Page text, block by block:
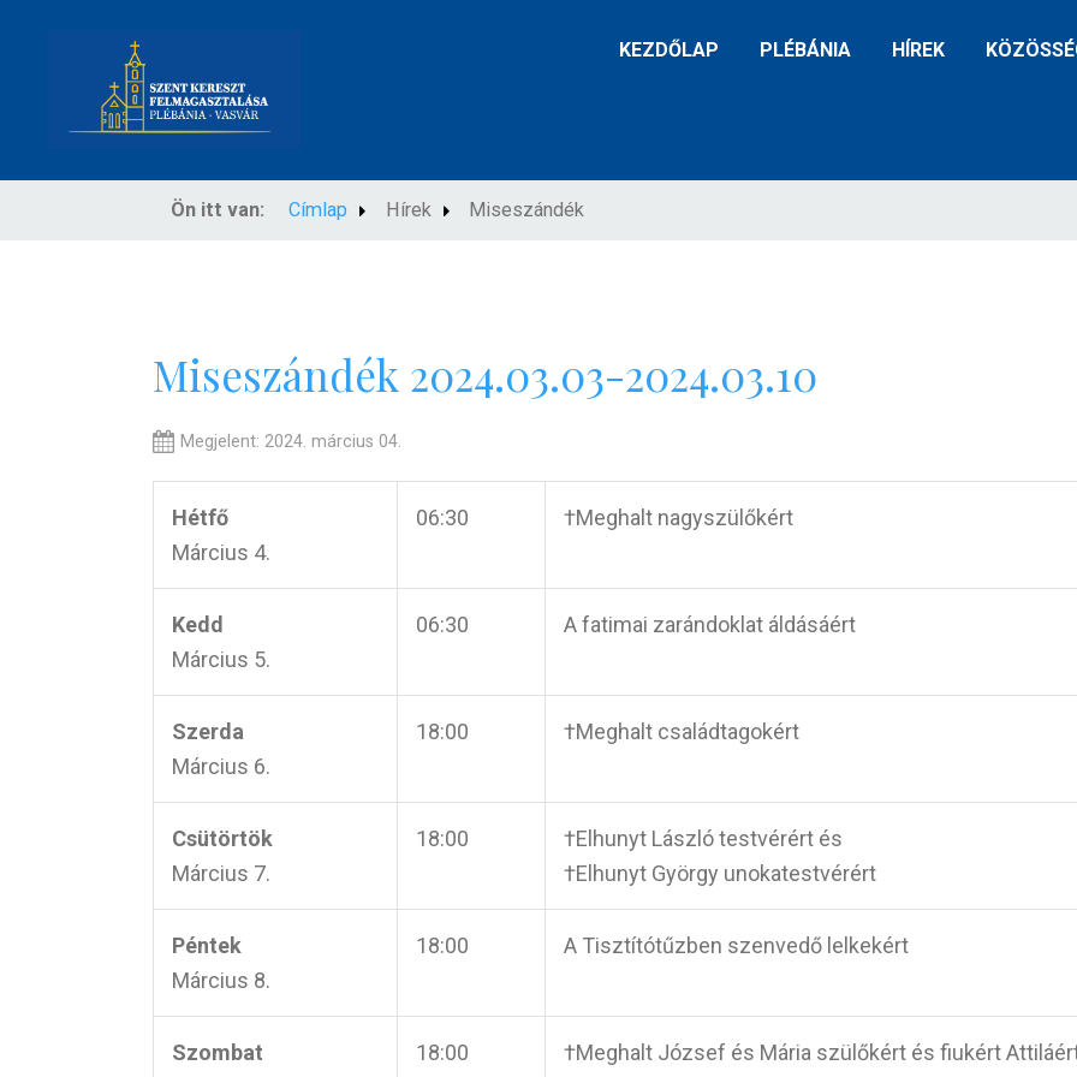
KEZDŐLAP PLÉBÁNIA HÍREK
Ön itt van: Címlap Hírek Miseszándék
Miseszándék 2024.03.03-2024.03.10
Megjelent: 2024. március 04.
Hétfő
Március 4.
06:30 †Meghalt nagyszülőkért
Kedd
Március 5.
06:30 A fatimai zarándoklat áldásáért
Szerda
Március 6.
18:00 †Meghalt családtagokért
Csütörtök
Március 7.
18:00
†Elhunyt László testvérért és
†Elhunyt György unokatestvérért
Péntek
Március 8.
18:00 A Tisztítótűzben szenvedő lelkekért
Szombat
18:00 †Meghalt József és Mária szülőkért és fiukért